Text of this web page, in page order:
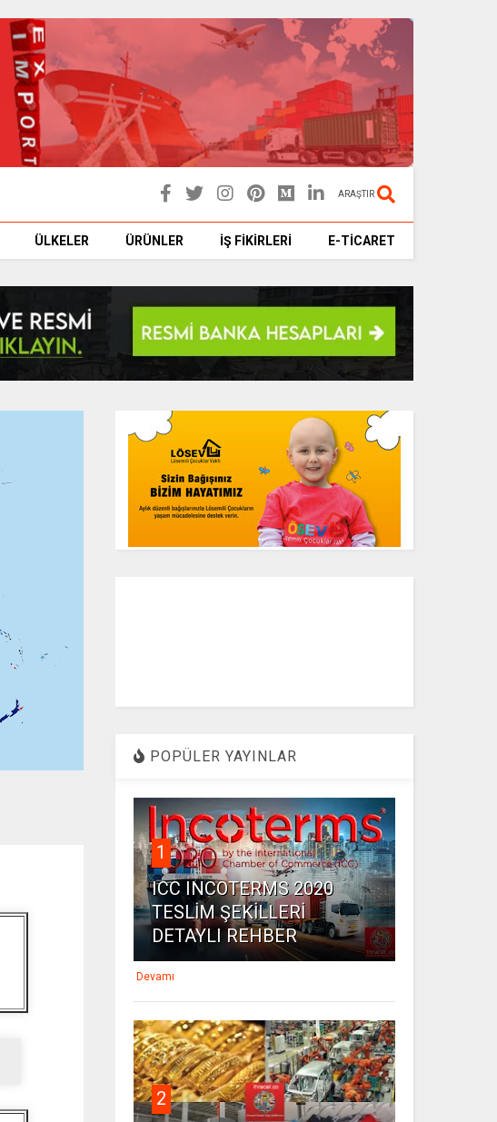
ARAŞTIR
ÜLKELER ÜRÜNLER İŞ FİKİRLERİ E-TİCARET
POPÜLER YAYINLAR
1
ICC INCOTERMS 2020
TESLİM ŞEKİLLERİ
DETAYLI REHBER
Devamı
2